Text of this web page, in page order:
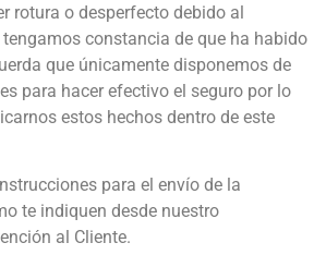
rotura o desperfecto debido al
constancia de que ha habido
que únicamente disponemos de
para hacer efectivo el seguro por lo
estos hechos dentro de este
para el envío de la
te indiquen desde nuestro
al Cliente.